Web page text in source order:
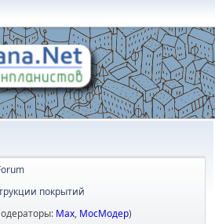
покрытий
Max, МосМодер)